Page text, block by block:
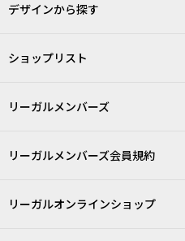
デザインから探す
ショップリスト
リーガルメンバーズ
リーガルメンバーズ会員規約
リーガルオンラインショップ